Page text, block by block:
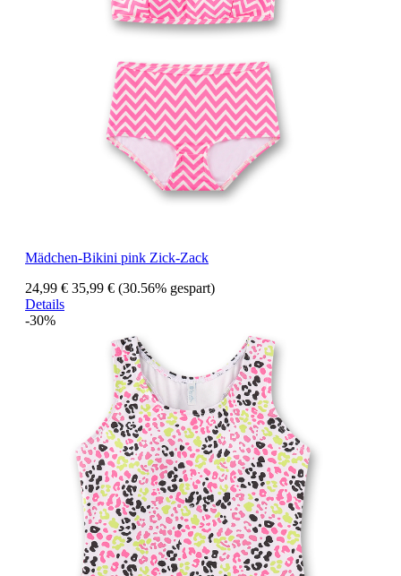
Mädchen-Bikini pink Zick-Zack
24,99 € 35,99 € (30.56% gespart)
Details
-30%